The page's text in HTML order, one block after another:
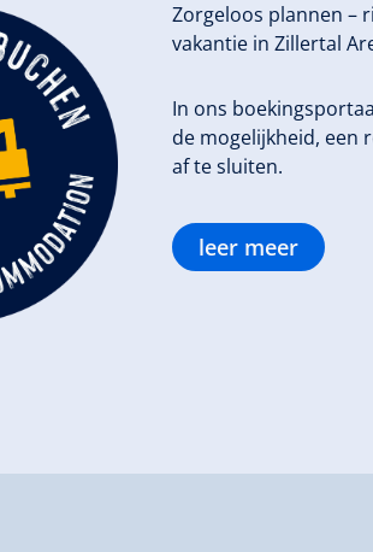
Zorgeloos plannen –
vakantie in Zillertal
In ons
de mogelijkheid, een
af te sluiten.
leer meer